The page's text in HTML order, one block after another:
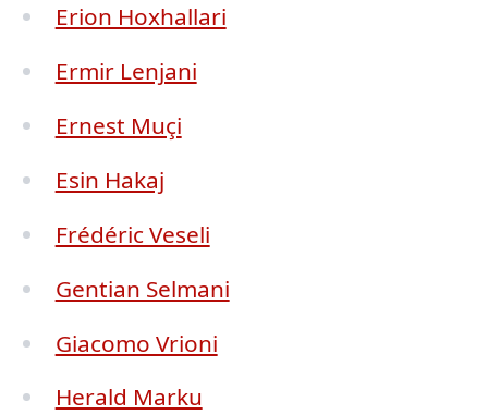
Erion Hoxhallari
Ermir Lenjani
Ernest Muçi
Esin Hakaj
Frédéric Veseli
Gentian Selmani
Giacomo Vrioni
Herald Marku